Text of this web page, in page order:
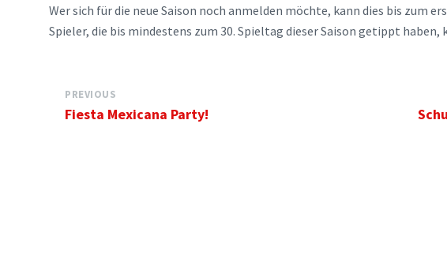
Wer sich für die neue Saison noch anmelden möchte, kann dies bis zum
Spieler, die bis mindestens zum 30. Spieltag dieser Saison getippt
PREVIOUS
Fiesta Mexicana Party!